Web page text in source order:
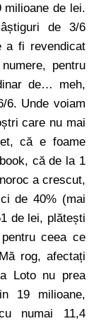
milioane de lei.
de 3/6
a fi revendicat
pentru
de… meh,
6. Unde voiam
care nu mai
că e foame
că de la 1
a crescut,
de 40% (mai
de lei, plătești
ceea ce
rog, afectați
Loto nu prea
19 milioane,
numai 11,4